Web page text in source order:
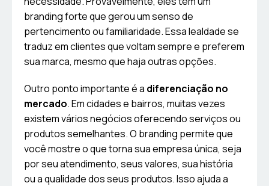
branding forte que gerou um senso de
pertencimento ou familiaridade. Essa lealdade se
traduz em clientes que voltam sempre e preferem
sua marca, mesmo que haja outras opções.
Outro ponto importante é a diferenciação no
mercado. Em cidades e bairros, muitas vezes
existem vários negócios oferecendo serviços ou
produtos semelhantes. O branding permite que
você mostre o que torna sua empresa única, seja
por seu atendimento, seus valores, sua história
ou a qualidade dos seus produtos. Isso ajuda a